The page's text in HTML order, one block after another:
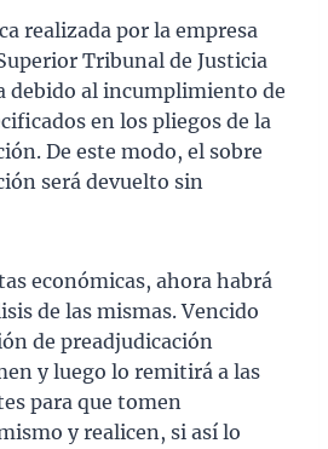
realizada por la empresa
Tribunal de Justicia
debido al incumplimiento de
en los pliegos de la
De este modo, el sobre
será devuelto sin
económicas, ahora habrá
de las mismas. Vencido
de preadjudicación
y luego lo remitirá a las
para que tomen
y realicen, si así lo